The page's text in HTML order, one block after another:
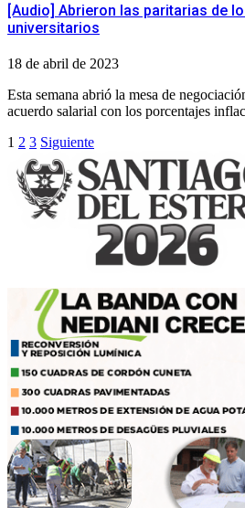
[Audio] Abrieron las paritarias de
universitarios
18 de abril de 2023
Esta semana abrió la mesa de
acuerdo salarial con los porcentajes
Paginación
de
entradas
1 2 3 Siguiente